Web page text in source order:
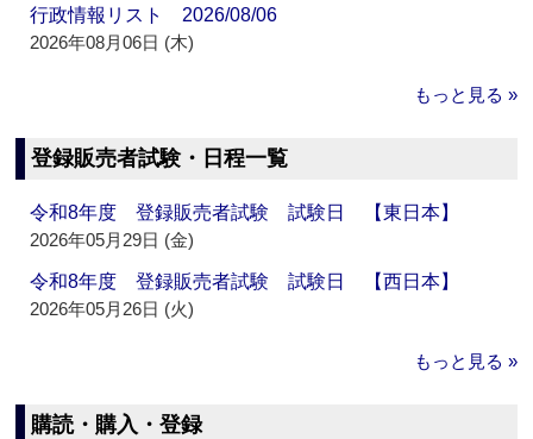
行政情報リスト 2026/08/06
2026年08月06日 (木)
もっと見る »
登録販売者試験・日程一覧
令和8年度 登録販売者試験 試験日 【東日本】
2026年05月29日 (金)
令和8年度 登録販売者試験 試験日 【西日本】
2026年05月26日 (火)
もっと見る »
購読・購入・登録